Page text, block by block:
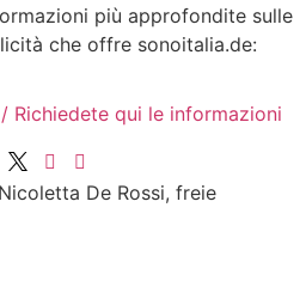
più approfondite sulle
che offre sonoitalia.de:
Richiedete qui le informazioni
De Rossi, freie